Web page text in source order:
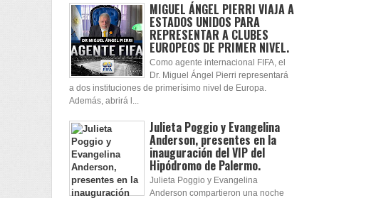
MIGUEL ÁNGEL PIERRI VIAJA A
ESTADOS UNIDOS PARA
REPRESENTAR A CLUBES
EUROPEOS DE PRIMER NIVEL.
Como agente internacional FIFA, el
Dr. Miguel Ángel Pierri representará
a dos instituciones de primerísimo nivel de Europa.
Además, abrirá l...
Julieta Poggio y Evangelina
Anderson, presentes en la
inauguración del VIP del
Hipódromo de Palermo.
Julieta Poggio y Evangelina
Anderson compartieron una noche